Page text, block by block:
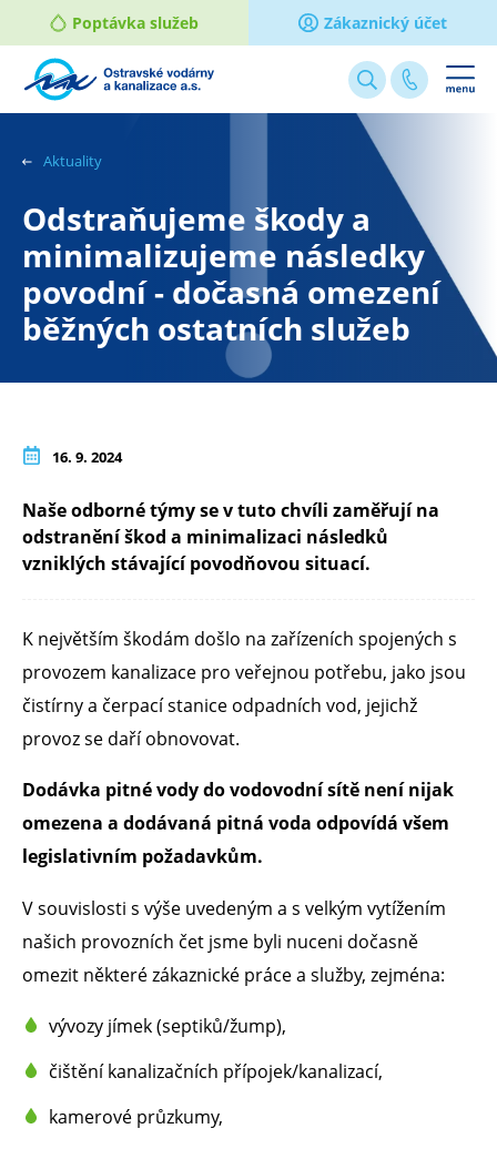
Poptávka služeb Zákaznický účet
Webové
stránky
míruAktuality
Odstraňujeme škody a
minimalizujeme následky
povodní - dočasná omezení
běžných ostatních služeb
16. 9. 2024
Naše odborné týmy se v tuto chvíli zaměřují na
odstranění škod a minimalizaci následků
vzniklých stávající povodňovou situací.
K největším škodám došlo na zařízeních spojených s
provozem kanalizace pro veřejnou potřebu, jako jsou
čistírny a čerpací stanice odpadních vod, jejichž
provoz se daří obnovovat.
Dodávka pitné vody do vodovodní sítě není nijak
omezena a dodávaná pitná voda odpovídá všem
legislativním požadavkům.
V souvislosti s výše uvedeným a s velkým vytížením
našich provozních čet jsme byli nuceni dočasně
omezit některé zákaznické práce a služby, zejména:
vývozy jímek (septiků/žump),
čištění kanalizačních přípojek/kanalizací,
kamerové průzkumy,